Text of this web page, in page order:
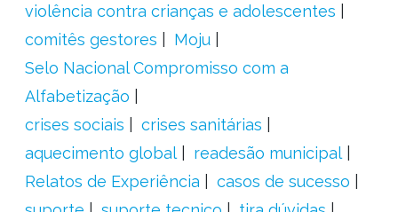
violência contra crianças e adolescentes
comitês gestores
Moju
Selo Nacional Compromisso com a
Alfabetização
crises sociais
crises sanitárias
aquecimento global
readesão municipal
Relatos de Experiência
casos de sucesso